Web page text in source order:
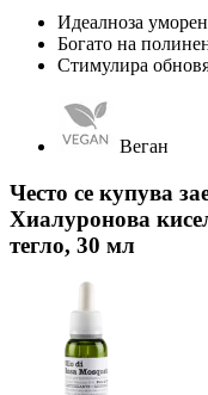
Идеалноза
Богато на
Стимулира
Веган
Често се купува
Хиалуронова
тегло, 30 мл